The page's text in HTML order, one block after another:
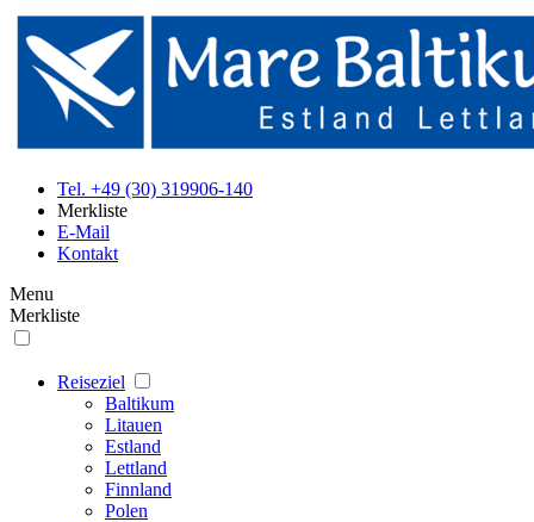
Tel. +49 (30) 319906-140
Merkliste
E-Mail
Kontakt
Menu
Merkliste
Reiseziel
Baltikum
Litauen
Estland
Lettland
Finnland
Polen